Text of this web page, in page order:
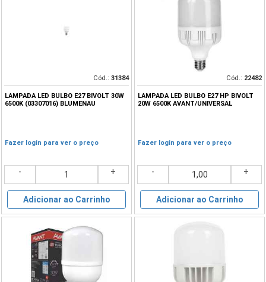
Cód.: 31384
LAMPADA LED BULBO E27 BIVOLT 30W
6500K (03307016) BLUMENAU
Fazer login para ver o preço
- +
Adicionar ao Carrinho
Cód.: 22482
LAMPADA LED BULBO E27 HP BIVOLT
20W 6500K AVANT/UNIVERSAL
Fazer login para ver o preço
- +
Adicionar ao Carrinho